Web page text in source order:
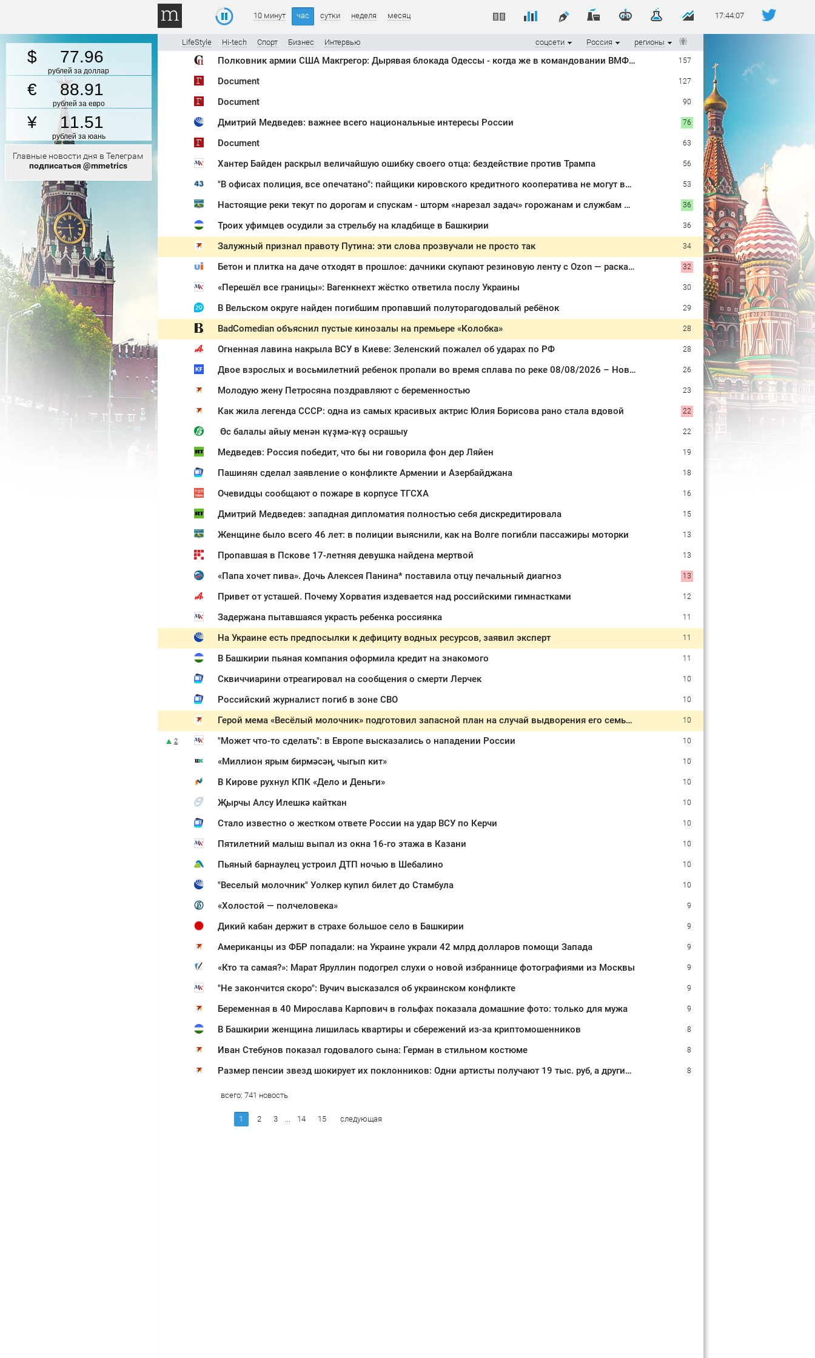
77.96
рублей за доллар
88.91
рублей за евро
11.51
рублей за юань
Главные новости дня в Телеграм
подписаться @mmetrics
17:44:08
10 минут час сутки неделя месяц
LifeStyle Hi-tech Спорт Бизнес Интервью регионы
Россия
соцсети
157
Полковник армии США Макгрегор: Дырявая блокада Одессы - когда же в командовании ВМФ России за это полетят головы?
127
Document
90
Document
76
Дмитрий Медведев: важнее всего национальные интересы России
63
Document
56
Хантер Байден раскрыл величайшую ошибку своего отца: бездействие против Трампа
53
"В офисах полиция, все опечатано": пайщики кировского кредитного кооператива не могут вернуть свои деньги
36
Настоящие реки текут по дорогам и спускам - шторм «нарезал задач» горожанам и службам Сызрани
36
Троих уфимцев осудили за стрельбу на кладбище в Башкирии
34
Залужный признал правоту Путина: эти слова прозвучали не просто так
32
Бетон и плитка на даче отходят в прошлое: дачники скупают резиновую ленту с Ozon — раскатал за минуты, и после дождя ни грязи, ни скользоты
30
«Перешёл все границы»: Вагенкнехт жёстко ответила послу Украины
29
В Вельском округе найден погибшим пропавший полуторагодовалый ребёнок
28
BadComedian объяснил пустые кинозалы на премьере «Колобка»
28
Огненная лавина накрыла ВСУ в Киеве: Зеленский пожалел об ударах по РФ
26
Двое взрослых и восьмилетний ребенок пропали во время сплава по реке 08/08/2026 – Новости
23
Молодую жену Петросяна поздравляют с беременностью
22
Как жила легенда СССР: одна из самых красивых актрис Юлия Борисова рано стала вдовой
22
Өс балалы айыу менән күҙмә-күҙ осрашыу
19
Медведев: Россия победит, что бы ни говорила фон дер Ляйен
18
Пашинян сделал заявление о конфликте Армении и Азербайджана
16
Очевидцы сообщают о пожаре в корпусе ТГСХА
15
Дмитрий Медведев: западная дипломатия полностью себя дискредитировала
13
Женщине было всего 46 лет: в полиции выяснили, как на Волге погибли пассажиры моторки
13
Пропавшая в Пскове 17-летняя девушка найдена мертвой
13
«Папа хочет пива». Дочь Алексея Панина* поставила отцу печальный диагноз
12
Привет от усташей. Почему Хорватия издевается над российскими гимнастками
11
Задержана пытавшаяся украсть ребенка россиянка
11
На Украине есть предпосылки к дефициту водных ресурсов, заявил эксперт
11
В Башкирии пьяная компания оформила кредит на знакомого
10
Сквиччиарини отреагировал на сообщения о смерти Лерчек
10
Российский журналист погиб в зоне СВО
10
Герой мема «Весёлый молочник» подготовил запасной план на случай выдворения его семьи из РФ
2 10
"Может что-то сделать": в Европе высказались о нападении России
10
«Миллион ярым бирмәсәң, чыгып кит»
10
В Кирове рухнул КПК «Дело и Деньги»
10
Җырчы Алсу Илешкә кайткан
10
Стало известно о жестком ответе России на удар ВСУ по Керчи
10
Пятилетний малыш выпал из окна 16-го этажа в Казани
10
Пьяный барнаулец устроил ДТП ночью в Шебалино
10
"Веселый молочник" Уолкер купил билет до Стамбула
9
«Холостой — полчеловека»
9
Дикий кабан держит в страхе большое село в Башкирии
9
Американцы из ФБР попадали: на Украине украли 42 млрд долларов помощи Запада
9
«Кто та самая?»: Марат Яруллин подогрел слухи о новой избраннице фотографиями из Москвы
9
"Не закончится скоро": Вучич высказался об украинском конфликте
9
Беременная в 40 Мирослава Карпович в гольфах показала домашние фото: только для мужа
8
В Башкирии женщина лишилась квартиры и сбережений из-за криптомошенников
8
Иван Стебунов показал годовалого сына: Герман в стильном костюме
8
Размер пенсии звезд шокирует их поклонников: Одни артисты получают 19 тыс. руб, а другие в 3 раза больше
всего: 741 новость
1 2 3 ... 14 15 следующая